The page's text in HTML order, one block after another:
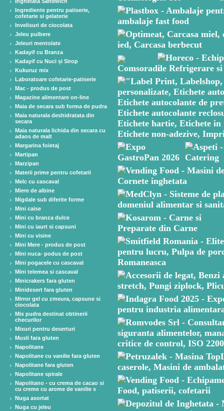
Ingrediente pentru patiserie,
cofetarie si gelaterie
Invelisuri de ciocolata
Jeleu pulbere
Jeleuri mentolate
Kadayif cu Branza
Kadayif cu Nuci și Sirop
Kukuruz mix
Laboratoare cofetarie-patiserie
Mac - produs de post
Magazine alimentare on-line
Maia de secara sub forma de pudra
Maia naturala deshidratata din
secara
Maia naturala lichida din secara cu
adaos de malt
Margarina foietaj
Martipan
Marzipan
Materii prime pentru cofetarii
Melc cu cascaval
Miere de albine
Migdale sub diferite forme
Mini caise
Mini cu branza dulce
Mini cu iaurt si capsuni
Mini cu visine
Mini Mere - produs de post
Mini nuca- podus de post
Mini pogacele cu cascaval
Mini telemea si cascaval
Minicrakers fara gluten
Minidesert fara gluten
Mirror gel cu zmeura, capsune si
ciocolata
Mix pudra destinat obtinerii
checurilor
Mixuri pentru deserturi
Musli fara gluten
Napolitane
Napolitane cu vanilie fara gluten
Napolitane fara gluten
Napolitane spirale
Napolitano - cu crema de cacao si
cu creme cu arome de vanilie s
Nuga asortat
Nuga cu jeleu